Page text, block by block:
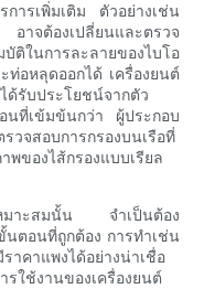
การเพิ่มเติม ตัวอย่างเช่น
อาจต้องเปลี่ยนและตรวจ
ในการละลายของไบโอ
ท่อหลุดออกได้ เครื่องยนต์
ด้รับประโยชน์จากตัว
นที่เข้มข้นกว่า ผู้ประกอบ
จสอบการกรองบนเรือที่
พของไส้กรองแบบเรียล
เหมาะสมนั้น จำเป็นต้อง
ตอนที่ถูกต้อง การทำเช่น
าคาแพงได้อย่างน่าเชื่อ
ใช้งานของเครื่องยนต์